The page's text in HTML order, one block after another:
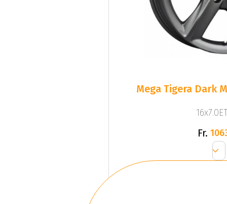
Mega Tigera Dark
Fr.